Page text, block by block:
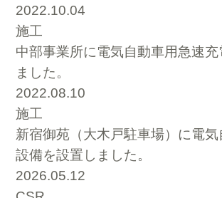
2022.10.04
施工
中部事業所に電気自動車用急速充
ました。
2022.08.10
施工
新宿御苑（大木戸駐車場）に電
設備を設置しました。
2026.05.12